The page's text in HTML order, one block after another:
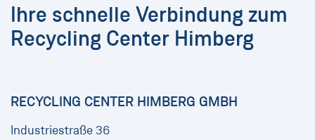
Ihre schnelle Verbindung zum
Recycling Center Himberg
RECYCLING CENTER HIMBERG GMBH
Industriestraße 36